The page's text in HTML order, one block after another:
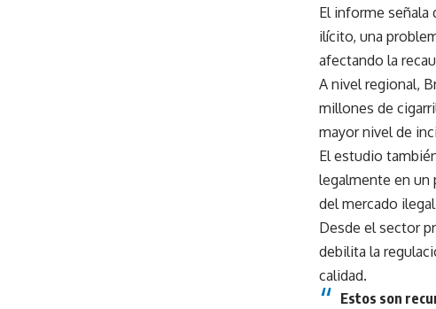
El informe señala
ilícito, una
afectando la
A nivel regional,
millones de
mayor nivel de
El estudio
legalmente en un
del mercado
Desde el sector
debilita la
calidad.
Estos son